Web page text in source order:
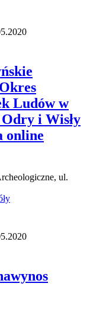
Ludów w
i Wisły
online
ul.